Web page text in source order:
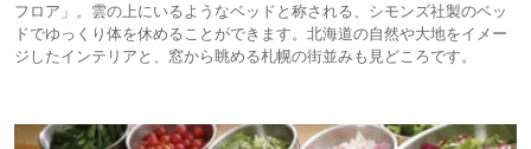
フロア」。雲の上にいるようなベッドと称される、シモンズ社製のベッ
ドでゆっくり体を休めることができます。北海道の自然や大地をイメー
ジしたインテリアと、窓から眺める札幌の街並みも見どころです。